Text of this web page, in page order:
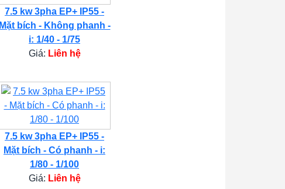
7.5 kw 3pha EP+ IP55 -
Mặt bích - Không phanh -
i: 1/40 - 1/75
Giá: Liên hệ
7.5 kw 3pha EP+ IP55 -
Mặt bích - Có phanh - i:
1/80 - 1/100
Giá: Liên hệ